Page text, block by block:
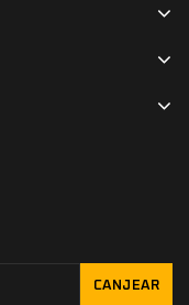
CANJEAR